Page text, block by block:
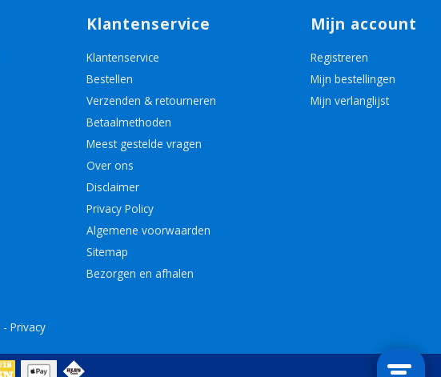
Klantenservice
Klantenservice
Bestellen
Verzenden & retourneren
Betaalmethoden
Meest gestelde vragen
Over ons
Disclaimer
Privacy Policy
Algemene voorwaarden
Sitemap
Bezorgen en afhalen
Mijn account
Registreren
Mijn bestellingen
Mijn verlanglijst
- Privacy